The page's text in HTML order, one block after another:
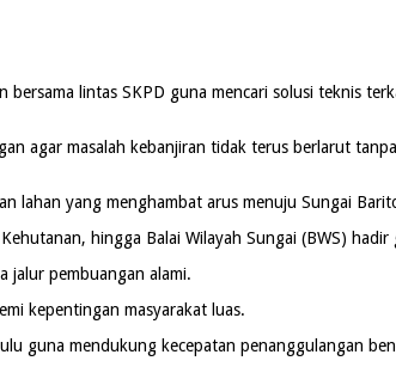
lintas SKPD guna mencari solusi teknis
agar masalah kebanjiran tidak terus berlarut
lahan yang menghambat arus menuju Sungai
hingga Balai Wilayah Sungai (BWS)
jalur pembuangan alami.
kepentingan masyarakat luas.
guna mendukung kecepatan penanggulangan